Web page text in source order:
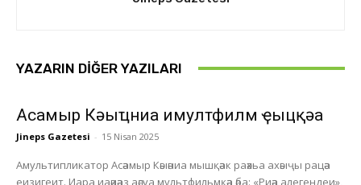
YAZARIN DIĞER YAZILARI
Асҭамыр Кәыҵниа имултфилм ҿыцқәа
Jineps Gazetesi - 15 Nisan 2025
Амультипликатор Асәамыр Кәыәниа мышқәак раәхьа ахәыҷы рацәа
еизигеит. Иара иаәиәаз аәсуа мультфильмқәа әба: «Риәа алегендеи»,